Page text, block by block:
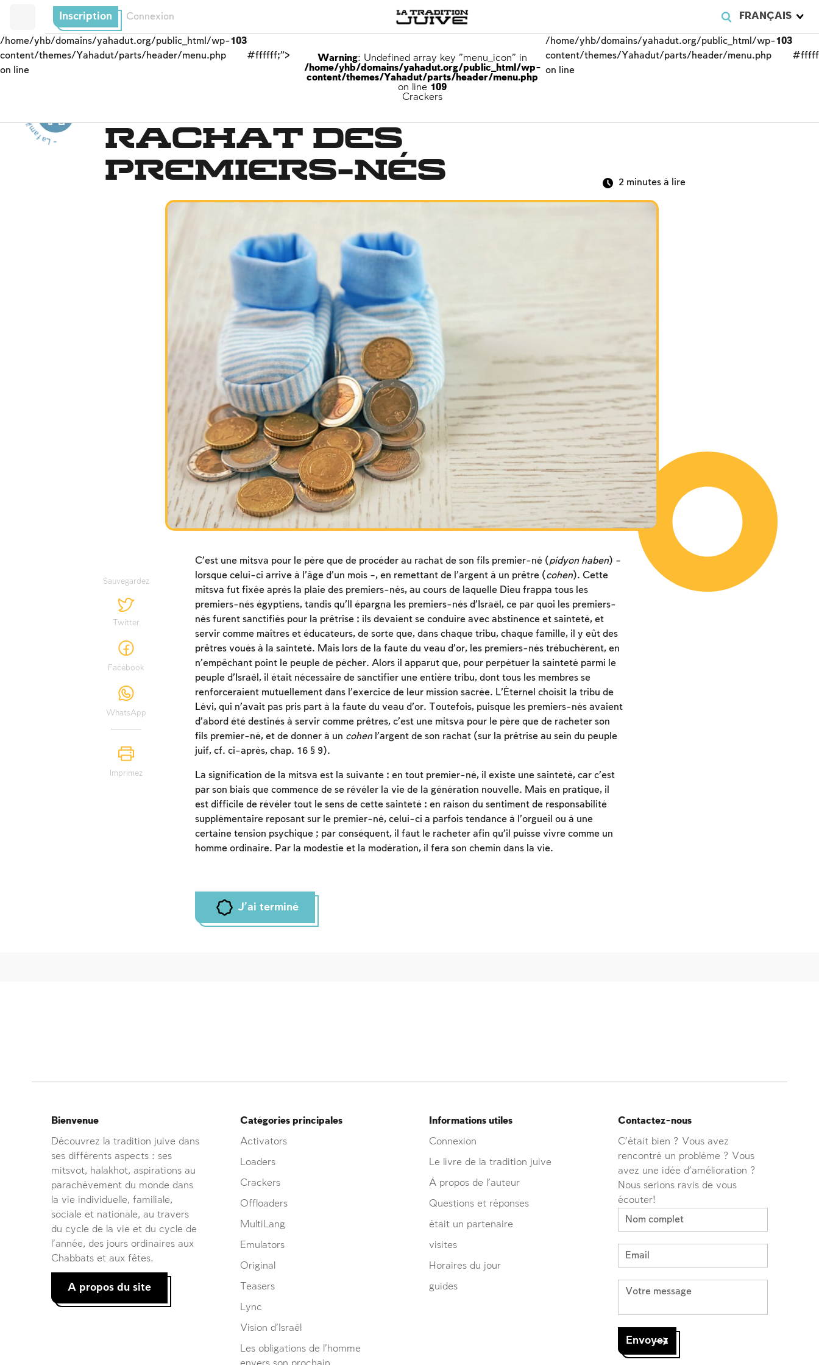
FRANÇAIS
Inscription Connexion
/home/yhb/domains/yahadut.org/public_html/wp-
content/themes/Yahadut/parts/header/menu.php
on line
103
#ffffff;">
Warning: Undefined array key "menu_icon" in
/home/yhb/domains/yahadut.org/public_html/wp-
content/themes/Yahadut/parts/header/menu.php
on line 109
Crackers
/home/yhb/domains/yahadut.org/public_html/wp-
content/themes/Yahadut/parts/header/menu.php
on line
103
- L
a
f
a
m
il
l
j
u
i
v
e
-
L
a fam
ille
j
u
i
v
e Rachat des
premiers-nés
2 minutes à lire
Sauvegardez
Twitter
Facebook
WhatsApp
Imprimez
C’est une mitsva pour le père que de procéder au rachat de son fils premier-né (pidyon haben) –
lorsque celui-ci arrive à l’âge d’un mois –, en remettant de l’argent à un prêtre (cohen). Cette
mitsva fut fixée après la plaie des premiers-nés, au cours de laquelle Dieu frappa tous les
premiers-nés égyptiens, tandis qu’Il épargna les premiers-nés d’Israël, ce par quoi les premiers-
nés furent sanctifiés pour la prêtrise : ils devaient se conduire avec abstinence et sainteté, et
servir comme maîtres et éducateurs, de sorte que, dans chaque tribu, chaque famille, il y eût des
prêtres voués à la sainteté. Mais lors de la faute du veau d’or, les premiers-nés trébuchèrent, en
n’empêchant point le peuple de pécher. Alors il apparut que, pour perpétuer la sainteté parmi le
peuple d’Israël, il était nécessaire de sanctifier une entière tribu, dont tous les membres se
renforceraient mutuellement dans l’exercice de leur mission sacrée. L’Éternel choisit la tribu de
Lévi, qui n’avait pas pris part à la faute du veau d’or. Toutefois, puisque les premiers-nés avaient
d’abord été destinés à servir comme prêtres, c’est une mitsva pour le père que de racheter son
fils premier-né, et de donner à un cohenl’argent de son rachat (sur la prêtrise au sein du peuple
juif, cf. ci-après, chap. 16 § 9).
La signification de la mitsva est la suivante : en tout premier-né, il existe une sainteté, car c’est
par son biais que commence de se révéler la vie de la génération nouvelle. Mais en pratique, il
est difficile de révéler tout le sens de cette sainteté : en raison du sentiment de responsabilité
supplémentaire reposant sur le premier-né, celui-ci a parfois tendance à l’orgueil ou à une
certaine tension psychique ; par conséquent, il faut le racheter afin qu’il puisse vivre comme un
homme ordinaire. Par la modestie et la modération, il fera son chemin dans la vie.
J'ai terminé
Inscription requise
devez vous connectez ou vous inscrire.
Inscription Connexion
Contactez-nous
C'était bien ? Vous avez
rencontré un problème ? Vous
avez une idée d'amélioration ?
Nous serions ravis de vous
écouter!
Informations utiles
Connexion
Le livre de la tradition juive
À propos de l’auteur
Questions et réponses
était un partenaire
visites
Horaires du jour
guides
Catégories principales
Activators
Loaders
Crackers
Offloaders
MultiLang
Emulators
Original
Teasers
Lync
Vision d’Israël
Les obligations de l’homme
Bienvenue
Découvrez la tradition juive dans
ses différents aspects : ses
mitsvot, halakhot, aspirations au
parachèvement du monde dans
la vie individuelle, familiale,
sociale et nationale, au travers
du cycle de la vie et du cycle de
l’année, des jours ordinaires aux
Chabbats et aux fêtes.
A propos du site